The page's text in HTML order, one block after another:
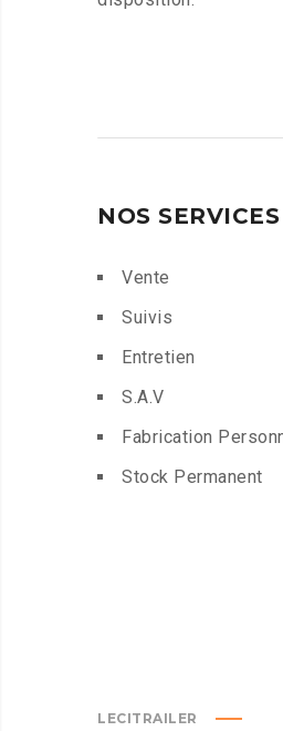
NOS SERVICES
Vente
Suivis
Entretien
S.A.V
Fabrication
Stock Permanent
LECITRAILER